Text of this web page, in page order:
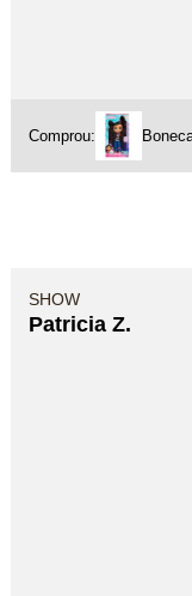
Comprou:
SHOW
Patricia Z.